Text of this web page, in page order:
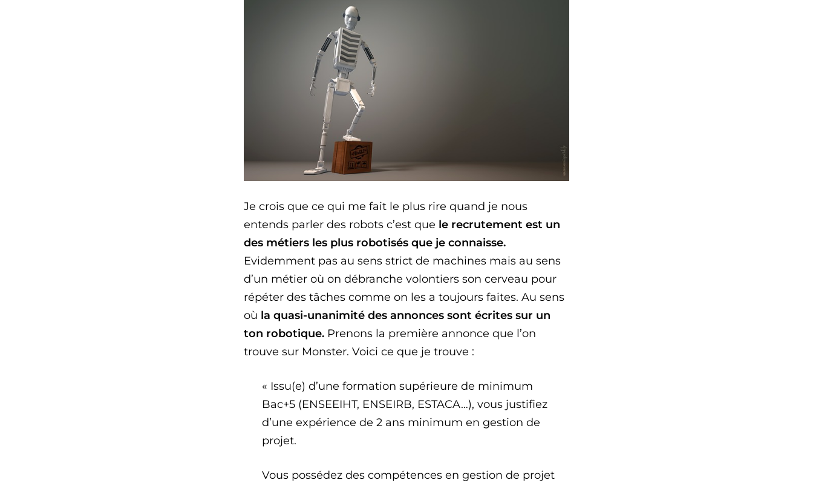
Je crois que ce qui me fait le plus rire quand je nous
entends parler des robots c’est que le recrutement est un
des métiers les plus robotisés que je connaisse.
Evidemment pas au sens strict de machines mais au sens
d’un métier où on débranche volontiers son cerveau pour
répéter des tâches comme on les a toujours faites. Au sens
où la quasi-unanimité des annonces sont écrites sur un
ton robotique. Prenons la première annonce que l’on
trouve sur Monster. Voici ce que je trouve :
« Issu(e) d’une formation supérieure de minimum
Bac+5 (ENSEEIHT, ENSEIRB, ESTACA…), vous justifiez
d’une expérience de 2 ans minimum en gestion de
projet.
Vous possédez des compétences en gestion de projet